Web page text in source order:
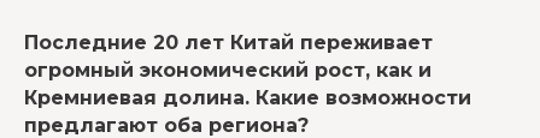
Последние 20 лет Китай переживает
огромный экономический рост, как и
Кремниевая долина. Какие возможности
предлагают оба региона?